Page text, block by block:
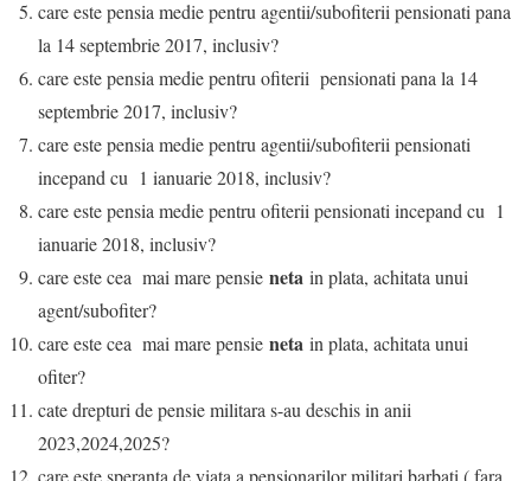
care este pensia medie pentru agentii/subofiterii pensionati pana
la 14 septembrie 2017, inclusiv?
care este pensia medie pentru ofiterii pensionati pana la 14
septembrie 2017, inclusiv?
care este pensia medie pentru agentii/subofiterii pensionati
incepand cu 1 ianuarie 2018, inclusiv?
care este pensia medie pentru ofiterii pensionati incepand cu 1
ianuarie 2018, inclusiv?
care este cea mai mare pensie neta in plata, achitata unui
agent/subofiter?
care este cea mai mare pensie neta in plata, achitata unui
ofiter?
cate drepturi de pensie militara s-au deschis in anii
2023,2024,2025?